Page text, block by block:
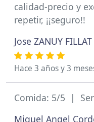
calidad-precio y
repetir, ¡¡seguro!!
Jose ZANUY FILLAT
Hace 3 años y 3
Comida: 5/5 |
Miguel Angel